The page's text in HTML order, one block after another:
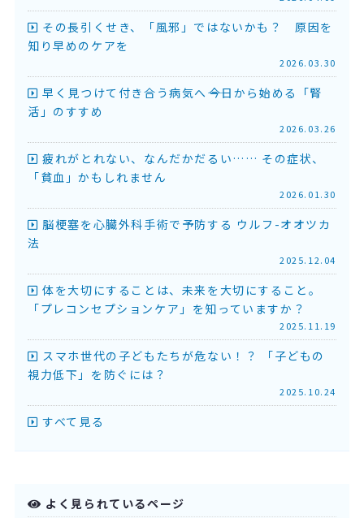
その長引くせき、「風邪」ではないかも？ 原因を
知り早めのケアを
2026.03.30
早く見つけて付き合う病気へ――今日から始める「腎
活」のすすめ
2026.03.26
疲れがとれない、なんだかだるい…… その症状、
「貧血」かもしれません
2026.01.30
脳梗塞を心臓外科手術で予防する ウルフ-オオツカ
法
2025.12.04
体を大切にすることは、未来を大切にすること。
「プレコンセプションケア」を知っていますか？
2025.11.19
スマホ世代の子どもたちが危ない！？ 「子どもの
視力低下」を防ぐには？
2025.10.24
すべて見る
よく見られているページ